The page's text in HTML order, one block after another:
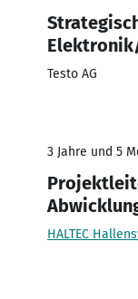
Testo AG
3 Jahre und 5
HALTEC